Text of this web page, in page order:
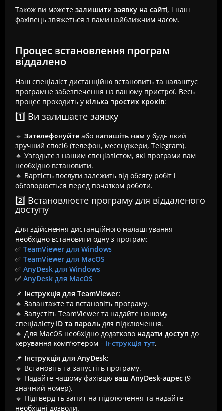
Також ви можете залишити заявку на сайті, і наш
фахівець зв’яжеться з вами найближчим часом.
Процес встановлення програм
віддалено
Наш спеціаліст дистанційно встановить та налаштує
програмне забезпечення на вашому пристрої. Весь
процес проходить у кілька простих кроків:
1️⃣ Ви залишаєте заявку
🔹 Зателефонуйте або напишіть нам у будь-який
зручний спосіб (телефон, месенджери, Telegram).
🔹 Узгодьте з нашим спеціалістом, які програми вам
необхідно встановити.
🔹 Вартість послуги залежить від обсягу робіт і
обговорюється перед початком роботи.
2️⃣ Встановлюєте програму для віддаленого
доступу
Для здійснення дистанційного налаштування
необхідно встановити одну з програм:
✅ TeamViewer для Windows
✅ TeamViewer для MacOS
✅ AnyDesk для Windows
✅ AnyDesk для MacOS
📌 Інструкція для TeamViewer:
🔹 Завантажте та встановіть програму.
🔹 Запустіть TeamViewer та надайте нашому
спеціалісту ID та пароль для підключення.
🔹 Для MacOS необхідно додатково надати доступ до
керування комп’ютером – інструкція тут.
📌 Інструкція для AnyDesk:
🔹 Встановіть та запустіть програму.
🔹 Надайте нашому фахівцю ваш AnyDesk-адрес (9-
значний номер).
🔹 Підтвердіть запит на підключення та надайте
необхідні дозволи.